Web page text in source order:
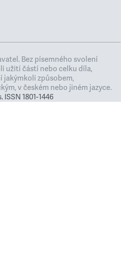
Bez písemného svolení
užití částí nebo celku díla,
jakýmkoli způsobem,
v českém nebo jiném jazyce.
1801-1446